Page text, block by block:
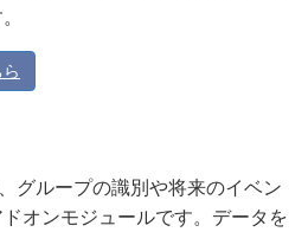
グループの識別や将来のイベン
オンモジュールです。データを